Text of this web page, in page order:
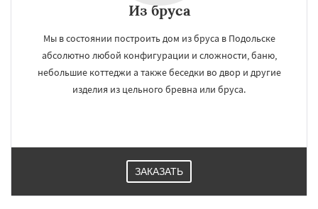
Из бруса
Мы в состоянии построить дом из бруса в Подольске
абсолютно любой конфигурации и сложности, баню,
небольшие коттеджи а также беседки во двор и другие
изделия из цельного бревна или бруса.
ЗАКАЗАТЬ